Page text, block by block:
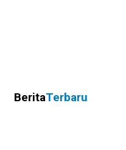
BeritaTerbaru